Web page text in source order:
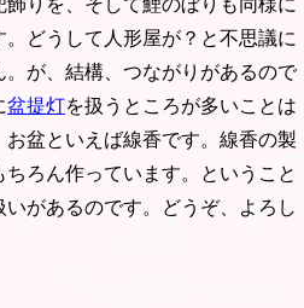
どうして人形屋が？と不思議に
が、結構、つながりがあるので
盆提灯を扱うところが多いことは
盆といえば線香です。線香の製
ちろん作っています。ということ
があるのです。どうぞ、よろし